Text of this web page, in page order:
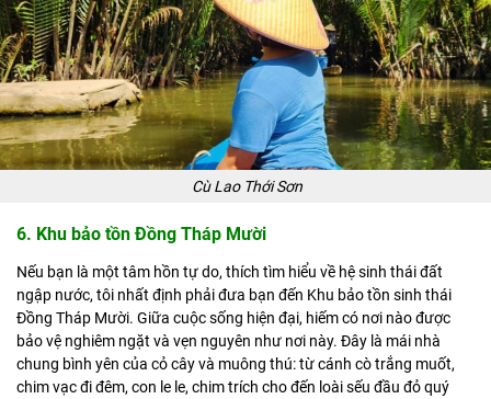
Cù Lao Thới Sơn
6. Khu bảo tồn Đồng Tháp Mười
Nếu bạn là một tâm hồn tự do, thích tìm hiểu về hệ sinh thái đất
ngập nước, tôi nhất định phải đưa bạn đến Khu bảo tồn sinh thái
Đồng Tháp Mười. Giữa cuộc sống hiện đại, hiếm có nơi nào được
bảo vệ nghiêm ngặt và vẹn nguyên như nơi này. Đây là mái nhà
chung bình yên của cỏ cây và muông thú: từ cánh cò trắng muốt,
chim vạc đi đêm, con le le, chim trích cho đến loài sếu đầu đỏ quý